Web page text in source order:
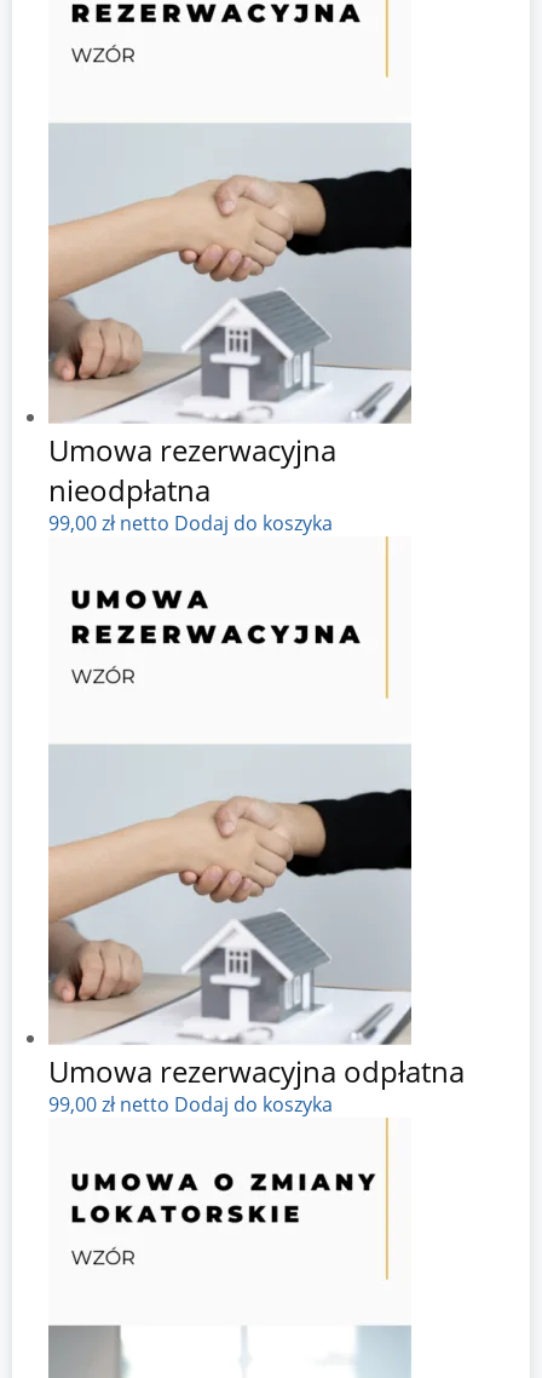
Umowa rezerwacyjna
nieodpłatna
99,00zł netto Dodaj do koszyka
Umowa rezerwacyjna odpłatna
99,00zł netto Dodaj do koszyka